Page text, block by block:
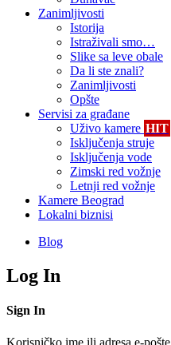
Zanimljivosti
Istorija
Istraživali smo…
Slike sa leve obale
Da li ste znali?
Zanimljivosti
Opšte
Servisi za građane
Uživo kamere HIT
Isključenja struje
Isključenja vode
Zimski red vožnje
Letnji red vožnje
Kamere Beograd
Lokalni biznisi
Blog
Log In
Sign In